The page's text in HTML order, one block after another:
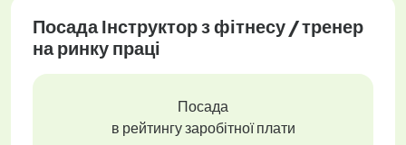
Посада Інструктор з фітнесу / тренер
на ринку праці
Посада
в рейтингу заробітної плати